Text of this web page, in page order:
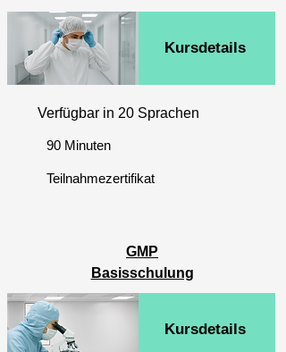
Kursdetails
Verfügbar in 20 Sprachen
90 Minuten
Teilnahmezertifikat
GMP
Basisschulung
Kursdetails